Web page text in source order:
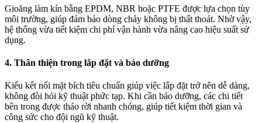
Gioăng làm kín bằng EPDM, NBR hoặc PTFE được lựa chọn tùy
môi trường, giúp đảm bảo dòng chảy không bị thất thoát. Nhờ vậy,
hệ thống vừa tiết kiệm chi phí vận hành vừa nâng cao hiệu suất sử
dụng.
4. Thân thiện trong lắp đặt và bảo dưỡng
Kiểu kết nối mặt bích tiêu chuẩn giúp việc lắp đặt trở nên dễ dàng,
không đòi hỏi kỹ thuật phức tạp. Khi cần bảo dưỡng, các chi tiết
bên trong được tháo rời nhanh chóng, giúp tiết kiệm thời gian và
công sức cho đội ngũ kỹ thuật.